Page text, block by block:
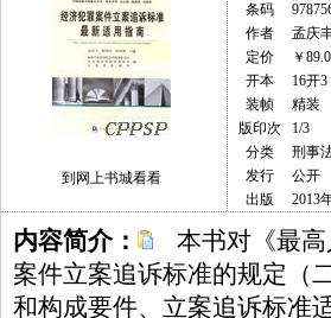
到网上书城看看
条码
作者
孟庆
定价
￥
开本
16开3
装帧
精装
版印次
1/3
分类
刑事
发行
公开
出版
2013
内容简介：
本书对《最高
案件立案追诉标准的规定（
和构成要件、立案追诉标准